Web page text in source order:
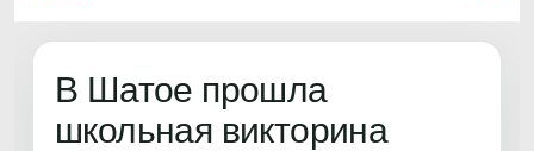
В Шатое прошла
школьная викторина